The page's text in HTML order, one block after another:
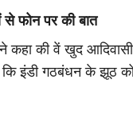
से फोन पर की बात
कहा की वें खुद
कि इंडी गठबंधन के